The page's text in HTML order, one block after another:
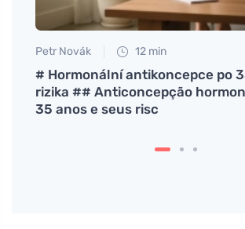
Petr Novák 12 min
# Hormonální antikoncepce po
rizika ## Anticoncepção
35 anos e seus risc